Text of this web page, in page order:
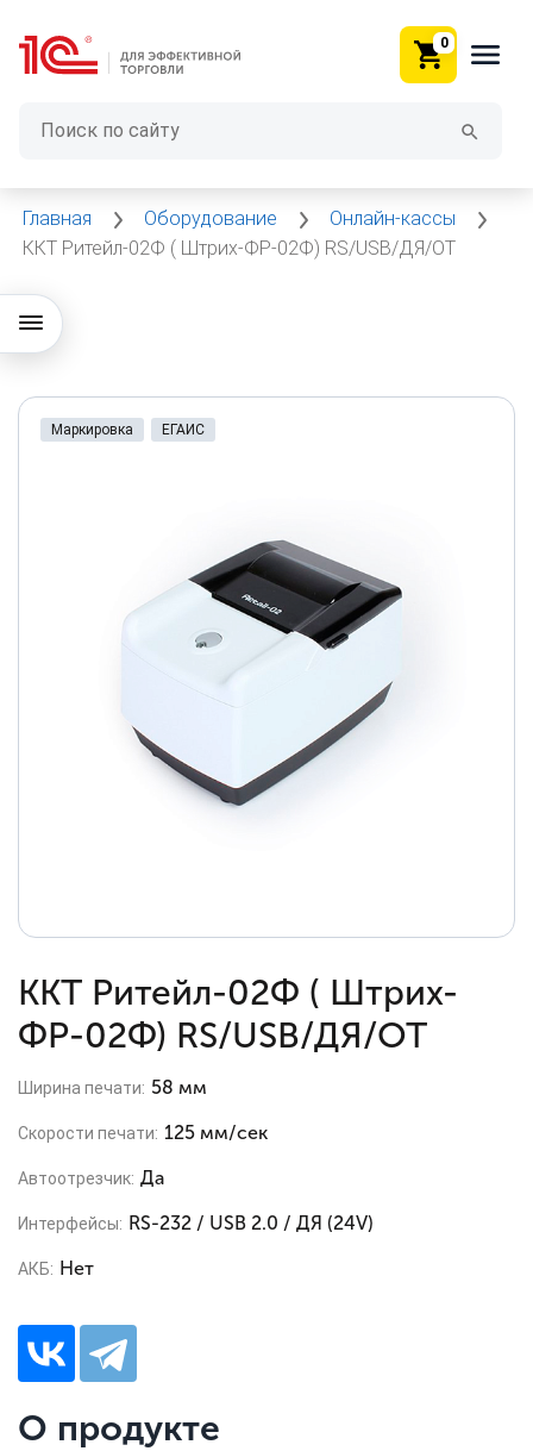
0
Главная Оборудование
Онлайн-кассы
ККТ Ритейл-02Ф ( Штрих-ФР-02Ф) RS/USB/ДЯ/ОТ
Маркировка ЕГАИС
ККТ Ритейл-02Ф ( Штрих-
ФР-02Ф) RS/USB/ДЯ/ОТ
Ширина печати: 58 мм
Скорости печати: 125 мм/сек
Автоотрезчик: Да
Интерфейсы: RS-232 / USB 2.0 / ДЯ (24V)
АКБ: Нет
О продукте